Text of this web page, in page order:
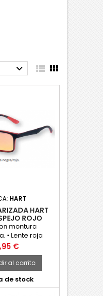
  
HART
HART
ROJO
montura
• Lente roja
€
al carrito
de stock